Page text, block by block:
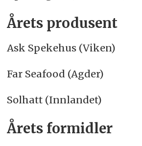
Årets produsent
Ask Spekehus (Viken)
Far Seafood (Agder)
Solhatt (Innlandet)
Årets formidler